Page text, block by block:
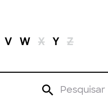
V W X Y Z